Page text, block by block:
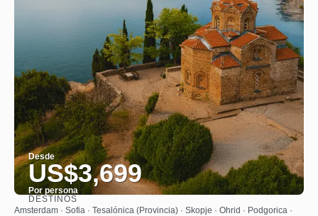
Desde
US$3,699
Por persona
Ver
DESTINOS
Amsterdam · Sofia · Tesalónica (Provincia) · Skopje · Ohrid · Podgorica ·